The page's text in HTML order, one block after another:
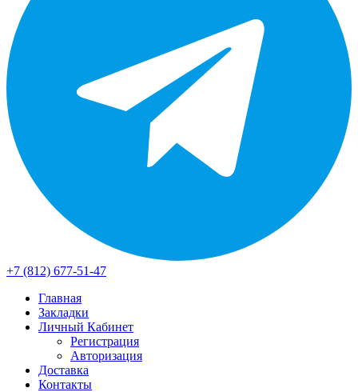
+7 (812) 677-51-47
Главная
Закладки
Личный Кабинет
Регистрация
Авторизация
Доставка
Контакты